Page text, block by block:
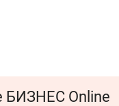
БИЗНЕС Online